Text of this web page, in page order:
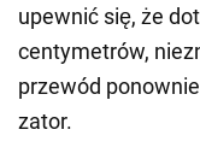
upewnić się, że
centymetrów,
przewód
zator.